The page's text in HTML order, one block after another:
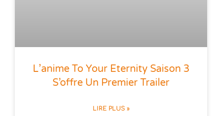
L’anime To Your Eternity Saison 3
S’offre Un Premier Trailer
LIRE PLUS »